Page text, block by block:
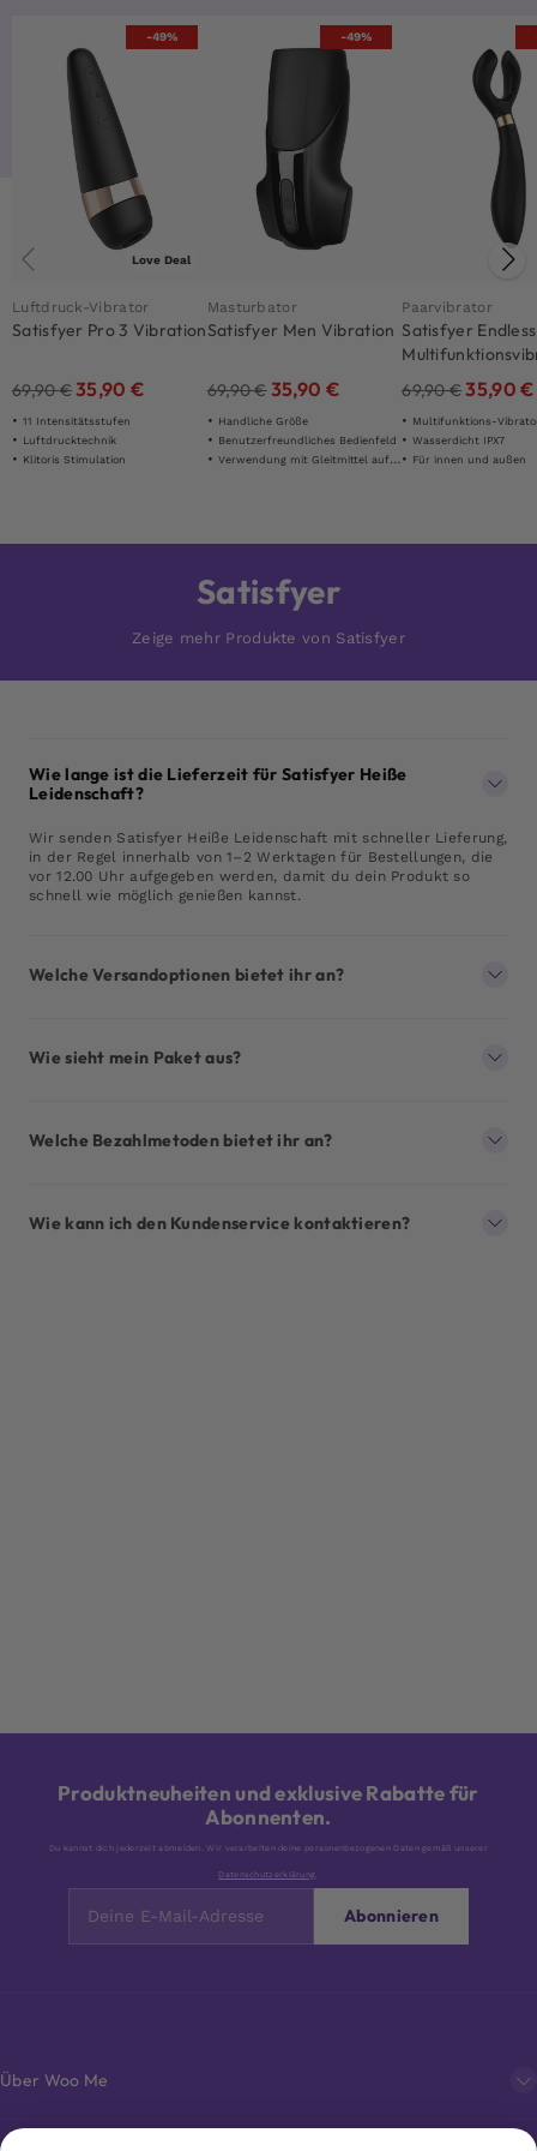
-49%
Love Deal
Luftdruck-Vibrator
Satisfyer Pro 3 Vibration
69,90€35,90 €
11 Intensitätsstufen
Luftdrucktechnik
Klitoris Stimulation
-49%
Masturbator
Satisfyer Men Vibration
69,90€35,90 €
Handliche Größe
Benutzerfreundliches Bedienfeld
Verwendung mit Gleitmittel auf Wasserbasis
Paarvibrator
Satisfyer
Schwarz
69,90€35,90€
Multifunktions-
Wasserdicht IPX7
Für innen und außen
Satisfyer
Zeige mehr Produkte von Satisfyer
Wie lange ist die Lieferzeit für Satisfyer Heiße
Leidenschaft?
Wir senden Satisfyer Heiße Leidenschaft mit schneller Lieferung,
in der Regel innerhalb von 1–2 Werktagen für Bestellungen, die
vor 12.00 Uhr aufgegeben werden, damit du dein Produkt so
schnell wie möglich genießen kannst.
Welche Versandoptionen bietet ihr an?
Wie sieht mein Paket aus?
Welche Bezahlmetoden bietet ihr an?
Wie kann ich den Kundenservice kontaktieren?
Produktneuheiten und exklusive Rabatte für
Abonnenten.
Du kannst dich jederzeit abmelden. Wir verarbeiten deine personenbezogenen Daten gemäß unserer
Datenschutzerklärung
Abonnieren
Über Woo Me